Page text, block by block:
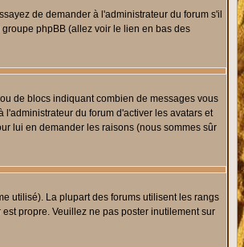
de demander à l'administrateur du forum s'il
phpBB (allez voir le lien en bas des
de blocs indiquant combien de messages vous
du forum d'activer les avatars et
lui en demander les raisons (nous sommes sûr
utilisé). La plupart des forums utilisent les rangs
propre. Veuillez ne pas poster inutilement sur